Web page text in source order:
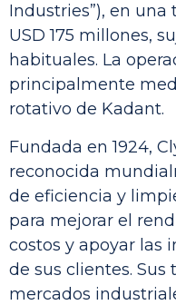
Industries”), en
USD 175 millones,
habituales. La
principalmente
rotativo de Kadant.
Fundada en 1924,
reconocida
de eficiencia y
para mejorar el
costos y apoyar las
de sus clientes.
mercados